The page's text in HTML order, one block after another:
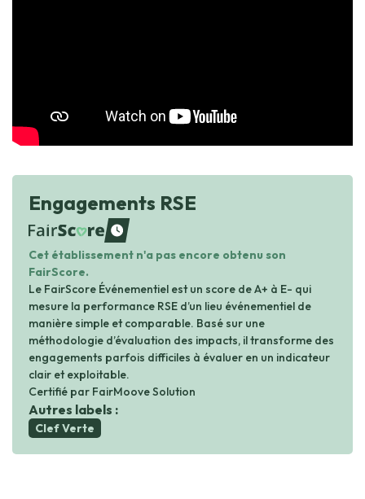
Engagements RSE
waiting
Cet établissement n'a pas encore obtenu son
FairScore.
Le FairScore Événementiel est un score de A+ à E- qui
mesure la performance RSE d’un lieu événementiel de
manière simple et comparable. Basé sur une
méthodologie d’évaluation des impacts, il transforme des
engagements parfois difficiles à évaluer en un indicateur
clair et exploitable.
Certifié par FairMoove Solution
Autres labels :
Clef Verte